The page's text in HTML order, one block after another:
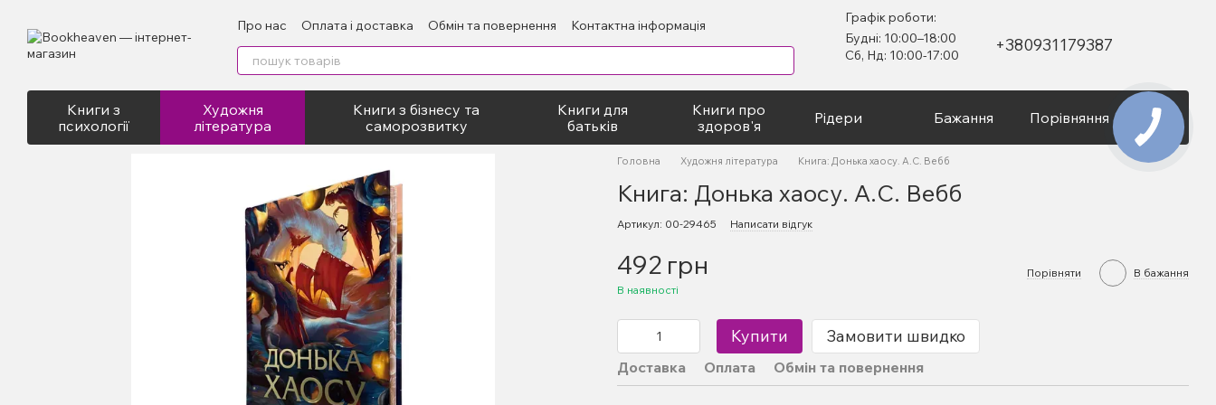
Про нас Оплата і доставка Обмін та повернення
Контактна інформація
Відгуки про магазин
Публічний договір
Графік роботи:
Будні: 10:00–18:00
Сб, Нд: 10:00-17:00
+380931179387
Книги з
психології
Художня
література
Книги з бізнесу та
саморозвитку
Книги для
батьків
Книги про
здоров'я
Рідери Бажання Порівняння Вхід
Головна Художня література Книга: Донька хаосу. А.С. Вебб
Книга: Донька хаосу. А.С. Вебб
Артикул: 00-29465 Написати відгук
492 грн
В наявності
Порівняти В бажання
Купити Замовити швидко
Доставка Оплата Обмін та повернення